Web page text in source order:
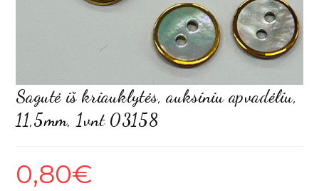
Sagutė iš kriauklytės, auksiniu apvadėliu,
11,5mm, 1vnt 03158
0,80€